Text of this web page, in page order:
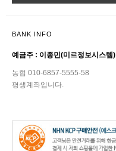
BANK INFO
예금주 : 이종민(미르정보시스템)
농협 010-6857-5555-58
평생계좌입니다.